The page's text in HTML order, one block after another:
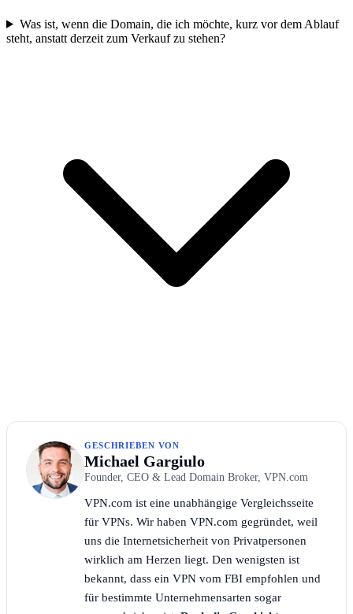
Was ist, wenn die Domain, die ich möchte, kurz vor dem Ablauf
steht, anstatt derzeit zum Verkauf zu stehen?
GESCHRIEBEN VON
Michael Gargiulo
Founder, CEO & Lead Domain Broker, VPN.com
VPN.com ist eine unabhängige Vergleichsseite
für VPNs. Wir haben VPN.com gegründet, weil
uns die Internetsicherheit von Privatpersonen
wirklich am Herzen liegt. Den wenigsten ist
bekannt, dass ein VPN vom FBI empfohlen und
für bestimmte Unternehmensarten sogar